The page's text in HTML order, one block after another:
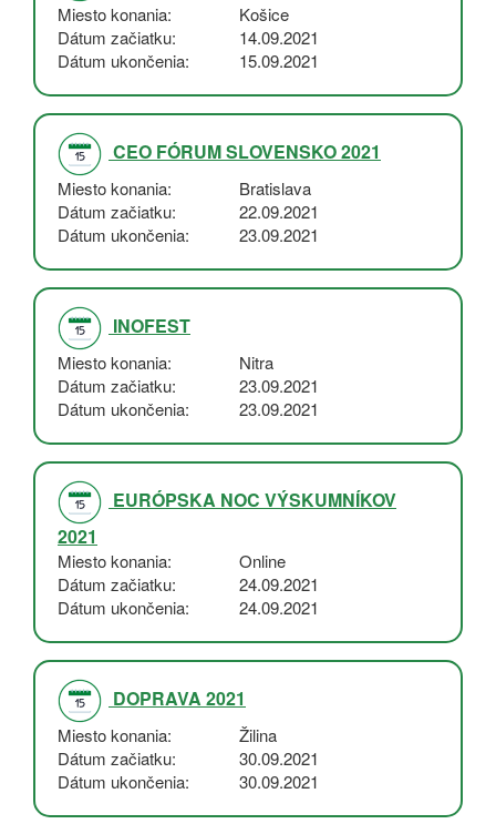
Miesto konania
Košice
Dátum začiatku
14.09.2021
Dátum ukončenia
15.09.2021
CEO FÓRUM SLOVENSKO 2021
Miesto konania
Bratislava
Dátum začiatku
22.09.2021
Dátum ukončenia
23.09.2021
INOFEST
Miesto konania
Nitra
Dátum začiatku
23.09.2021
Dátum ukončenia
23.09.2021
EURÓPSKA NOC VÝSKUMNÍKOV
2021
Miesto konania
Online
Dátum začiatku
24.09.2021
Dátum ukončenia
24.09.2021
DOPRAVA 2021
Miesto konania
Žilina
Dátum začiatku
30.09.2021
Dátum ukončenia
30.09.2021